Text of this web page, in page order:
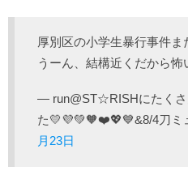
厚別区の小学生暴行事件ま
うーん、結構近くだから怖
— run@ST☆RISHにたくさ
た💛💜💚🧡❤️💖💙&8/4刀ミ
月23日